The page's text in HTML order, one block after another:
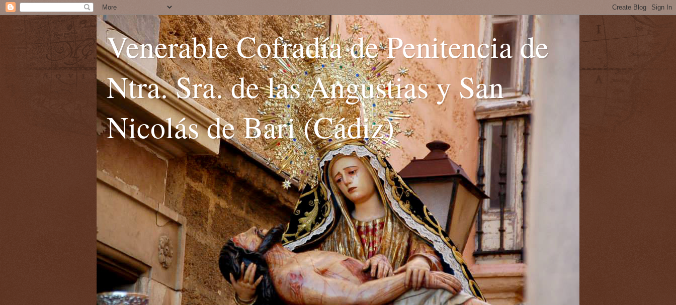
Venerable Cofradía de Penitencia de
Ntra. Sra. de las Angustias y San
Nicolás de Bari (Cádiz)